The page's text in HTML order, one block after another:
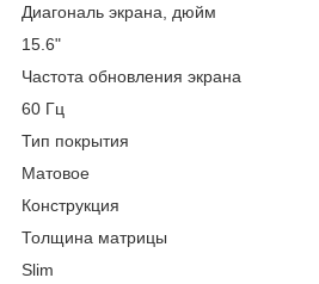
Диагональ экрана, дюйм
15.6"
Частота обновления экрана
60 Гц
Тип покрытия
Матовое
Конструкция
Толщина матрицы
Slim